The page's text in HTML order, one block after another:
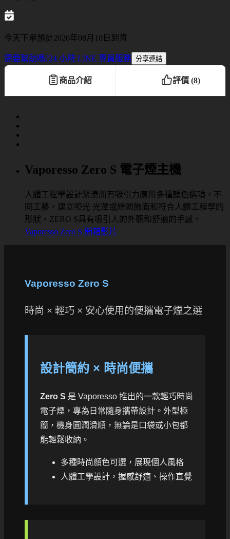
今天下單預計2026年08月10日到貨
需要幫助嗎?24 小時 LINE 專員服務 分享連結
商品介紹 評價 (8)
Vaporesso Zero S 電子煙主機
人體工程學設計緊湊而有吸引力應用多種顏色選項，不
同工藝，建立啞光 光澤或繪圖飾面和符合人體工程學的
形狀，ZERO S具有吸引人的外觀和舒適的手感。
Vaporesso Zero S 開箱影片
Vaporesso Zero S
時尚 × 輕巧 × 安心使用的便攜電子煙之選
設計簡約 × 時尚便攜
Zero S 是 Vaporesso 推出的一款輕巧時尚
電子煙，專為日常隨身攜帶設計。外型極
簡，機身圓潤滑順，無論是口袋或小包都
能輕鬆收納。
多種時尚顏色可選，展現個人風格
人體工學設計，握感舒適、操作直覺